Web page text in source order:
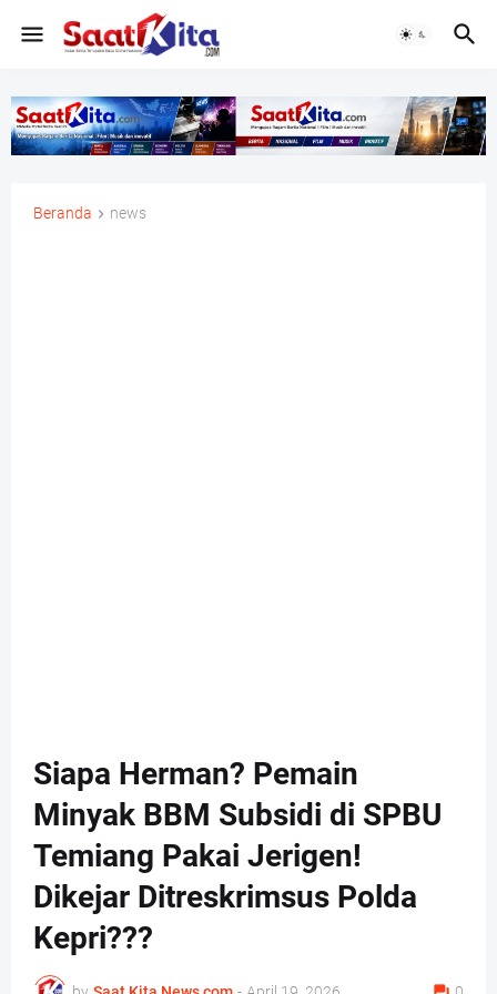
Beranda news
Siapa Herman? Pemain
Minyak BBM Subsidi di SPBU
Temiang Pakai Jerigen!
Dikejar Ditreskrimsus Polda
Kepri???